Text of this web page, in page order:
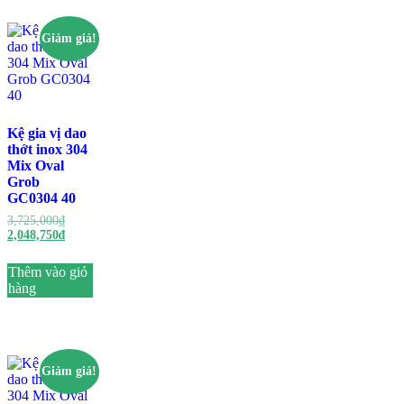
Giảm giá!
Kệ gia vị dao
thớt inox 304
Mix Oval
Grob
GC0304 40
3,725,000₫Giá
gốc
3,725,000₫.
2,048,750₫Giá
tại
là:
Thêm vào giỏ
hàng
Giảm giá!